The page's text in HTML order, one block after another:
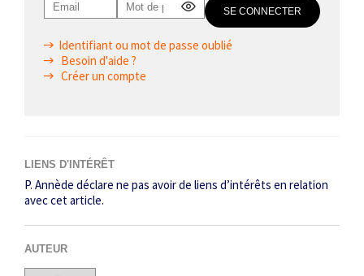
Identifiant ou mot de passe oublié
Besoin d'aide ?
Créer un compte
LIENS D'INTÉRÊT
P. Annède déclare ne pas avoir de liens d’intérêts en relation
avec cet article.
AUTEUR